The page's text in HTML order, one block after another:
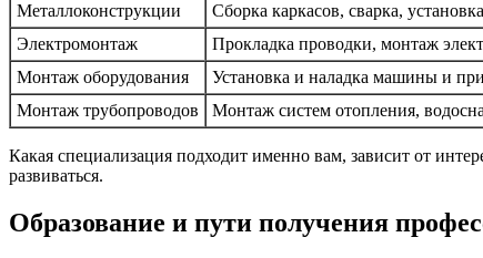
Металлоконструкции
Сборка каркасов, сварка,
Электромонтаж
Прокладка проводки, монтаж
Монтаж оборудования
Установка и наладка машины и
Монтаж трубопроводов
Монтаж систем отопления,
Какая специализация подходит именно вам, зависит от
развиваться.
Образование и пути получения